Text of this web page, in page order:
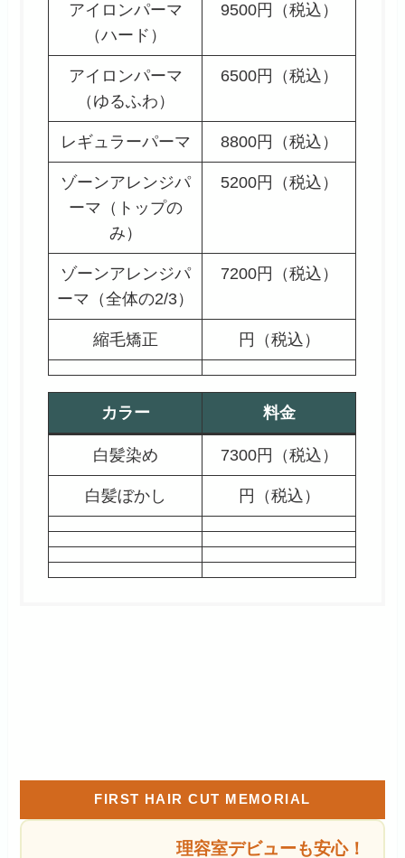
アイロンパーマ
（ハード）
9500円（税込）
アイロンパーマ
（ゆるふわ）
6500円（税込）
レギュラーパーマ 8800円（税込）
ゾーンアレンジパ
ーマ（トップの
み）
5200円（税込）
ゾーンアレンジパ
ーマ（全体の2/3）
7200円（税込）
縮毛矯正 円（税込）
カラー 料金
白髪染め 7300円（税込）
白髪ぼかし 円（税込）
FIRST HAIR CUT MEMORIAL
理容室デビューも安心！